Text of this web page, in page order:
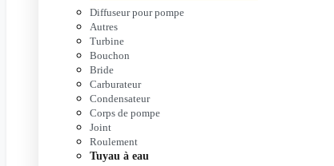
Diffuseur pour pompe
Autres
Turbine
Bouchon
Bride
Carburateur
Condensateur
Corps de pompe
Joint
Roulement
Tuyau à eau